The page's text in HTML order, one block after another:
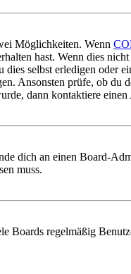
Möglichkeiten. Wenn
hast. Wenn dies
selbst erledigen oder
Ansonsten prüfe, ob du
dann kontaktiere einen
dich an einen Board-
muss.
Boards regelmäßig